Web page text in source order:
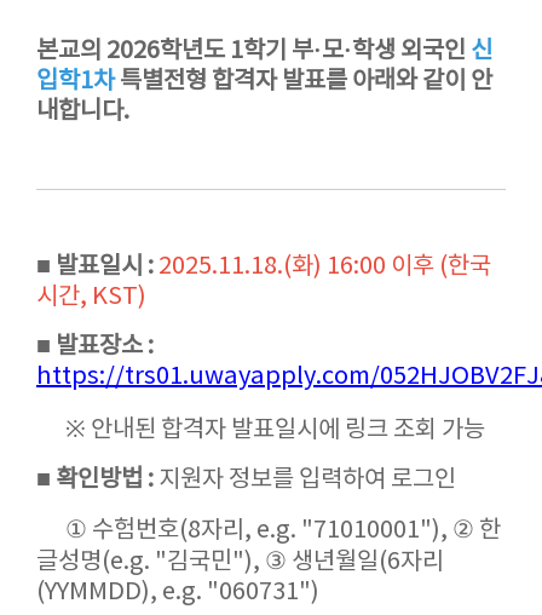
본교의 2026학년도 1학기 부·모·학생 외국인 신
입학1차특별전형 합격자 발표를 아래와 같이 안
내합니다.
■ 발표일시 : 2025.11.18.(화) 16:00 이후 (한국
시간, KST)
■ 발표장소 :
https://trs01.uwayapply.com/
※ 안내된 합격자 발표일시에 링크 조회 가능
■ 확인방법 : 지원자 정보를 입력하여 로그인
① 수험번호(8자리, e.g. "71010001"), ② 한
글성명(e.g. "김국민"), ③ 생년월일(6자리
(YYMMDD), e.g. "060731")